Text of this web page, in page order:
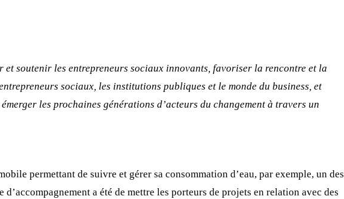
soutenir les entrepreneurs sociaux innovants, favoriser la rencontre et la
sociaux, les institutions publiques et le monde du business, et
les prochaines générations d’acteurs du changement à travers un
permettant de suivre et gérer sa consommation d’eau, par exemple, un des
d’accompagnement a été de mettre les porteurs de projets en relation avec des